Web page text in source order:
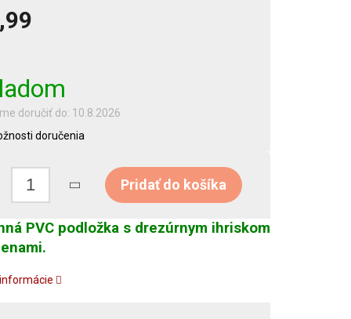
doručiť do: 10.8.2026
doručenia
Pridať do košíka
PVC podložka s drezúrnym ihriskom